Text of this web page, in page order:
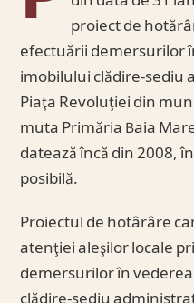
proiect de
efectuării demersurilor
imobilului clădire-sediu
Piaţa Revoluţiei din
muta Primăria Baia
datează încă din 2008,
posibilă.
Proiectul de hotârâre
atenţiei aleşilor locale
demersurilor în